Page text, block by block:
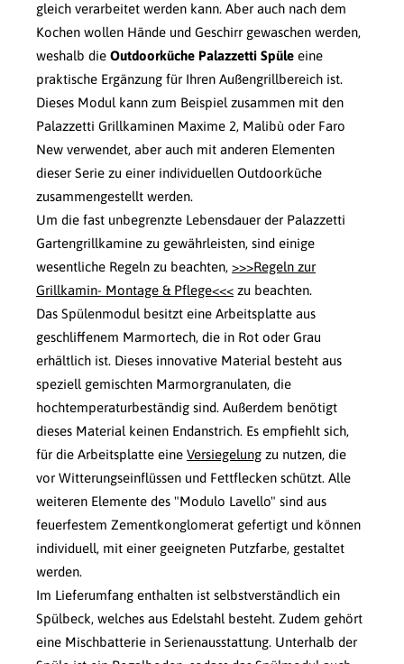
gleich verarbeitet werden kann. Aber auch nach dem
Kochen wollen Hände und Geschirr gewaschen werden,
weshalb die Outdoorküche Palazzetti Spüle eine
praktische Ergänzung für Ihren Außengrillbereich ist.
Dieses Modul kann zum Beispiel zusammen mit den
Palazzetti Grillkaminen Maxime 2, Malibù oder Faro
New verwendet, aber auch mit anderen Elementen
dieser Serie zu einer individuellen Outdoorküche
zusammengestellt werden.
Um die fast unbegrenzte Lebensdauer der Palazzetti
Gartengrillkamine zu gewährleisten, sind einige
wesentliche Regeln zu beachten, >>>Regeln zur
Grillkamin- Montage & Pflege<<< zu beachten.
Das Spülenmodul besitzt eine Arbeitsplatte aus
geschliffenem Marmortech, die in Rot oder Grau
erhältlich ist. Dieses innovative Material besteht aus
speziell gemischten Marmorgranulaten, die
hochtemperaturbeständig sind. Außerdem benötigt
dieses Material keinen Endanstrich. Es empfiehlt sich,
für die Arbeitsplatte eine Versiegelung zu nutzen, die
vor Witterungseinflüssen und Fettflecken schützt. Alle
weiteren Elemente des "Modulo Lavello" sind aus
feuerfestem Zementkonglomerat gefertigt und können
individuell, mit einer geeigneten Putzfarbe, gestaltet
werden.
Im Lieferumfang enthalten ist selbstverständlich ein
Spülbeck, welches aus Edelstahl besteht. Zudem gehört
eine Mischbatterie in Serienausstattung. Unterhalb der